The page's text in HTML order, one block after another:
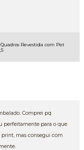
Revestida com Pet
Comprei pq
perfeitamente para o que
print, mas consegui com